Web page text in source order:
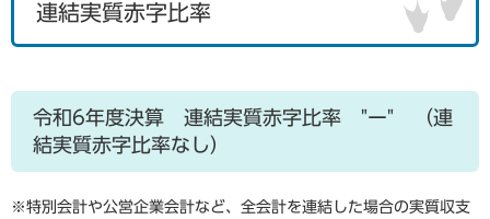
連結実質赤字比率
令和6年度決算 連結実質赤字比率 "ー" （連
結実質赤字比率なし）
※特別会計や公営企業会計など、全会計を連結した場合の実質収支